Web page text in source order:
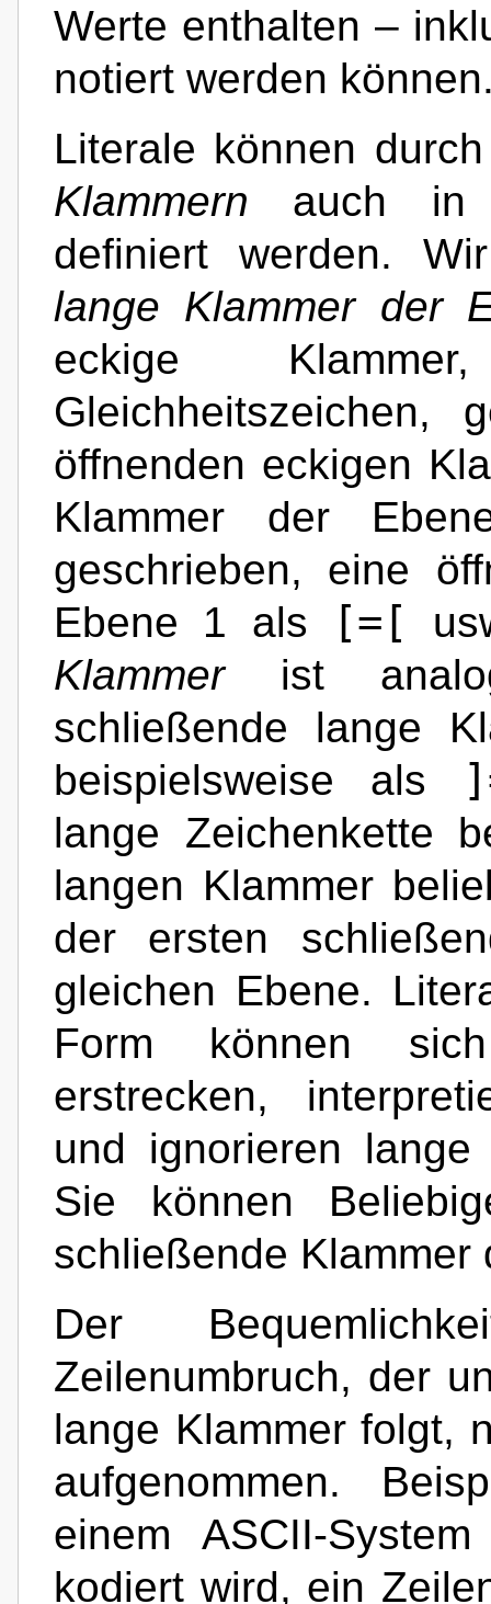
Werte enthalten –
notiert werden
Literale können
Klammern auch in
definiert werden.
lange Klammer der
eckige
Gleichheitszeichen,
öffnenden eckigen
Klammer der
geschrieben, eine
Ebene 1 als
[=[
Klammerist
schließende lange
beispielsweise als
lange Zeichenkette
langen Klammer
der ersten
gleichen Ebene.
Form können
erstrecken,
und ignorieren lange
Sie können
schließende Klammer
Der
Zeilenumbruch, der
lange Klammer folgt,
aufgenommen.
einem ASCII-
kodiert wird, ein